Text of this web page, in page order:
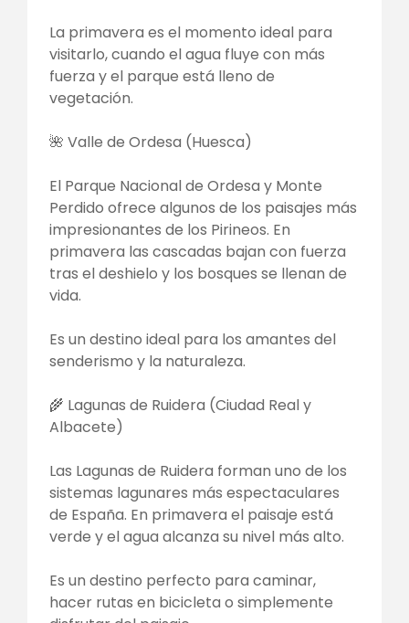
La primavera es el momento ideal para
visitarlo, cuando el agua fluye con más
fuerza y el parque está lleno de
vegetación.
🌺 Valle de Ordesa (Huesca)
El Parque Nacional de Ordesa y Monte
Perdido ofrece algunos de los paisajes más
impresionantes de los Pirineos. En
primavera las cascadas bajan con fuerza
tras el deshielo y los bosques se llenan de
vida.
Es un destino ideal para los amantes del
senderismo y la naturaleza.
🌾 Lagunas de Ruidera (Ciudad Real y
Albacete)
Las Lagunas de Ruidera forman uno de los
sistemas lagunares más espectaculares
de España. En primavera el paisaje está
verde y el agua alcanza su nivel más alto.
Es un destino perfecto para caminar,
hacer rutas en bicicleta o simplemente